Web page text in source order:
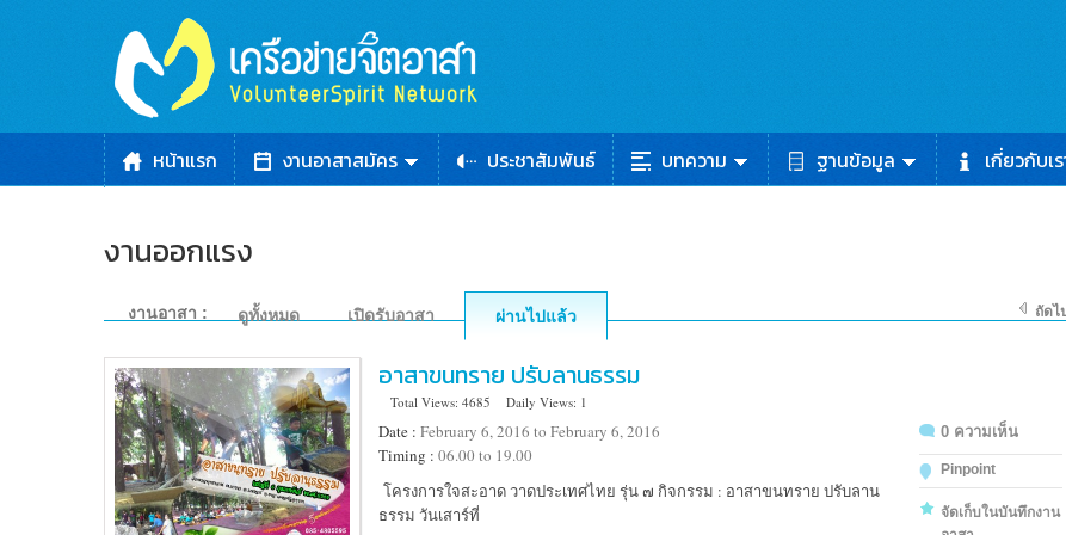
หน้าแรก งานอาสาสมัคร ประชาสัมพันธ์ บทความ ฐานข้อมูล เกี่ยวกับเ
งานออกแรง
งานอาสา : ดูทั้งหมด เปิดรับอาสา ผ่านไปแล้ว ถัดไป
อาสาขนทราย ปรับลานธรรม
Total Views: 4685
Daily Views: 1
0 ความเห็น
Pinpoint
จัดเก็บในบันทึกงาน
Date : February 6, 2016 to February 6, 2016
Timing : 06.00 to 19.00
Location
:
โครงการใจสะอาด วาดประเทศไทย รุ่น ๗ กิจกรรม : อาสาขนทราย ปรับลาน
ธรรม วันเสาร์ที่